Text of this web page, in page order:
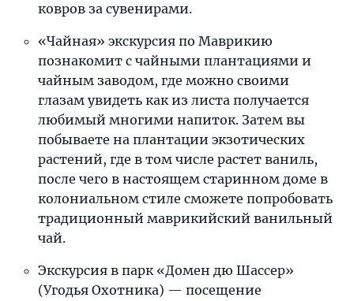
ковров за сувенирами.
«Чайная» экскурсия по Маврикию
познакомит с чайными плантациями и
чайным заводом, где можно своими
глазам увидеть как из листа получается
любимый многими напиток. Затем вы
побываете на плантации экзотических
растений, где в том числе растет ваниль,
после чего в настоящем старинном доме в
колониальном стиле сможете попробовать
традиционный маврикийский ванильный
чай.
Экскурсия в парк «Домен дю Шассер»
(Угодья Охотника) — посещение